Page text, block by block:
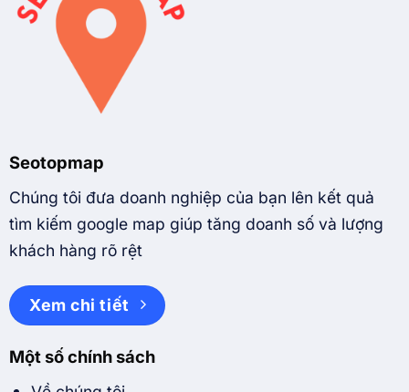
Seotopmap
Chúng tôi đưa doanh nghiệp của bạn lên kết quả
tìm kiếm google map giúp tăng doanh số và lượng
khách hàng rõ rệt
Xem chi tiết
Một số chính sách